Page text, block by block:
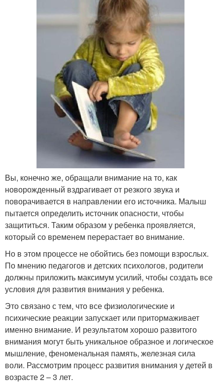
Вы, конечно же, обращали внимание на то, как
новорожденный вздрагивает от резкого звука и
поворачивается в направлении его источника. Малыш
пытается определить источник опасности, чтобы
защититься. Таким образом у ребенка проявляется,
который со временем перерастает во внимание.
Но в этом процессе не обойтись без помощи взрослых.
По мнению педагогов и детских психологов, родители
должны приложить максимум усилий, чтобы создать все
условия для развития внимания у ребенка.
Это связано с тем, что все физиологические и
психические реакции запускает или притормаживает
именно внимание. И результатом хорошо развитого
внимания могут быть уникальное образное и логическое
мышление, феноменальная память, железная сила
воли. Рассмотрим процесс развития внимания у детей в
возрасте 2 – 3 лет.